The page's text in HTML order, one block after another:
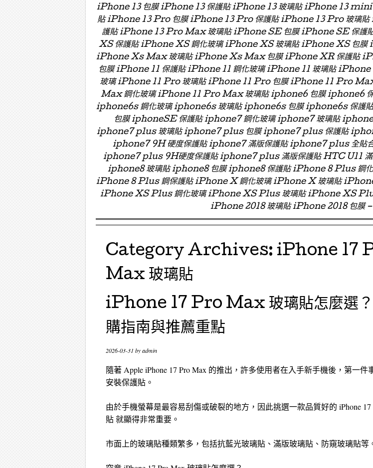
iPhone 13 包膜 iPhone 13 保護貼 iPhone 13 玻璃貼 iPhone 13
貼 iPhone 13 Pro 包膜 iPhone 13 Pro 保護貼 iPhone 13 Pro 玻璃
護貼 iPhone 13 Pro Max 玻璃貼 iPhone SE 包膜 iPhone SE 保護
XS 保護貼 iPhone XS 鋼化玻璃 iPhone XS 玻璃貼 iPhone XS 包
iPhone Xs Max 玻璃貼 iPhone Xs Max 包膜 iPhone XR 保護貼
包膜 iPhone 11 保護貼 iPhone 11 鋼化玻璃 iPhone 11 玻璃貼
玻璃 iPhone 11 Pro 玻璃貼 iPhone 11 Pro 包膜 iPhone 11 Pro
Max 鋼化玻璃 iPhone 11 Pro Max 玻璃貼 iphone6 包膜 iphone6 保
iphone6s 鋼化玻璃 iphone6s 玻璃貼 iphone6s 包膜 iphone6s 保護
包膜 iphoneSE 保護貼 iphone7 鋼化玻璃 iphone7 玻璃貼
iphone7 plus 玻璃貼 iphone7 plus 包膜 iphone7 plus 保護貼
iphone7 9H 硬度保護貼 iphone7 滿版保護貼 iphone7 plus 全貼
iphone7 plus 9H硬度保護貼 iphone7 plus 滿版保護貼 HTC U11 滿
iphone8 玻璃貼 iphone8 包膜 iphone8 保護貼 iPhone 8 Plus 鋼
iPhone 8 Plus 鋼保護貼 iPhone X 鋼化玻璃 iPhone X 玻璃貼
iPhone XS Plus 鋼化玻璃 iPhone XS Plus 玻璃貼 iPhone XS
iPhone 2018 玻璃貼 iPhone 2018 包膜
Category Archives: iPhone 17
Max 玻璃貼
iPhone 17 Pro Max 玻璃貼怎麼選？
購指南與推薦重點
2026-03-31 byadmin
隨著 Apple iPhone 17 Pro Max 的推出，許多使用者在入手新手機後，第一件
安裝保護貼。
由於手機螢幕是最容易刮傷或破裂的地方，因此挑選一款品質好的 iPhone 17
貼 就顯得非常重要。
市面上的玻璃貼種類繁多，包括抗藍光玻璃貼、滿版玻璃貼、防窺玻璃貼等